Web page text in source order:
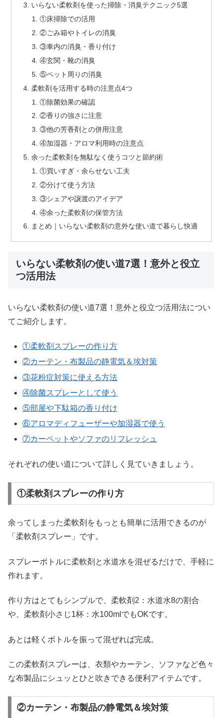
いらない柔軟剤を使った掃除・消臭テクニック5選
①床掃除での活用
②ごみ箱やトイレの消臭
③車内の消臭・香り付け
④玄関・靴の消臭
⑤ペット周りの消臭
柔軟剤を活用する時の注意点4つ
①除菌効果の確認
②香りの強さに注意
③他の芳香剤との併用注意
④加湿器・アロマ利用時の注意点
余った柔軟剤を無駄なく使うコツと節約術
①買いすぎ・余らせない工夫
②分けて使う方法
③シェアや譲渡のアイデア
④余った柔軟剤の保管方法
まとめ｜いらない柔軟剤の意外な使い道で暮らし快適
いらない柔軟剤の使い道7選！意外と役立
つ活用法
いらない柔軟剤の使い道7選！意外と役立つ活用法につい
てご紹介します。
①柔軟剤スプレーの作り方
②カーテン・布製品の静電気＆埃対策
③花粉症対策に使える方法
④除菌スプレーとして使う
⑤部屋や下駄箱の香り付け
⑥アロマディフューザーや加湿器で使う
⑦カーペットやソファのリフレッシュ
それぞれの使い道について詳しく見ていきましょう。
①柔軟剤スプレーの作り方
余ってしまった柔軟剤をもっとも簡単に活用できるのが
「柔軟剤スプレー」です。
スプレーボトルに柔軟剤と水道水を混ぜるだけで、手軽に
作れます。
作り方はとてもシンプルで、柔軟剤2：水道水8の割合
や、柔軟剤小さじ1杯：水100mlでもOKです。
あとは軽くボトルを振って混ぜれば完成。
この柔軟剤スプレーは、衣類やカーテン、ソファなど色々
な布製品にシュッとひと吹きできる便利アイテムです。
②カーテン・布製品の静電気＆埃対策